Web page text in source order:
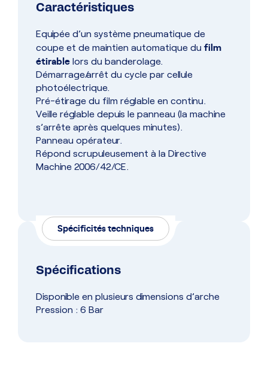
Caractéristiques
Equipée d’un système pneumatique de
coupe et de maintien automatique du film
étirable lors du banderolage.
Démarrage/arrêt du cycle par cellule
photoélectrique.
Pré-étirage du film réglable en continu.
Veille réglable depuis le panneau (la machine
s’arrête après quelques minutes).
Panneau opérateur.
Répond scrupuleusement à la Directive
Machine 2006/42/CE.
Spécificités techniques
Spécifications
Disponible en plusieurs dimensions d’arche
Pression : 6 Bar